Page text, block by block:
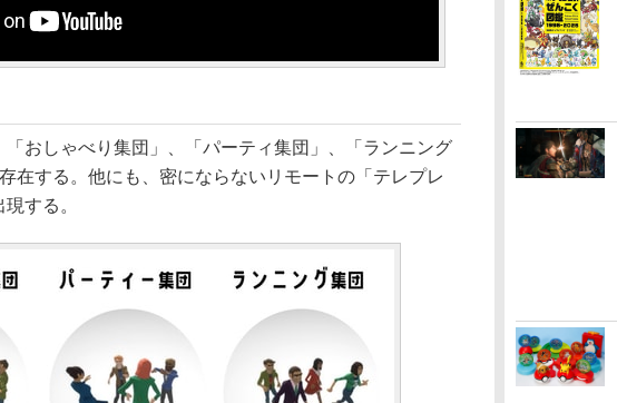
おしゃべり集団」、「パーティ集団」、「ランニング
在する。他にも、密にならないリモートの「テレプレ
する。